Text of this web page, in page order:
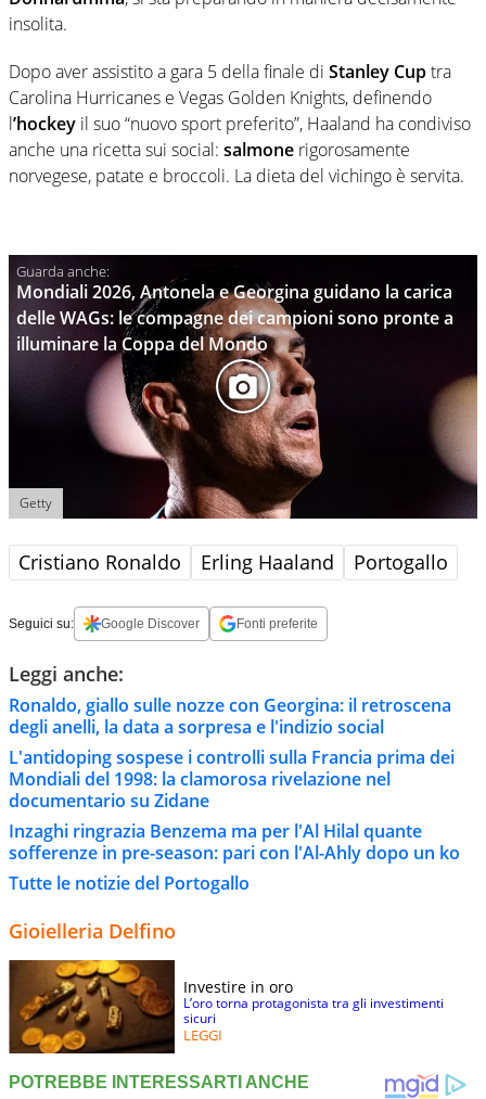
insolita.
Dopo aver assistito a gara 5 della finale di Stanley Cuptra
Carolina Hurricanes e Vegas Golden Knights, definendo
l’hockey il suo “nuovo sport preferito”, Haaland ha condiviso
anche una ricetta sui social: salmone rigorosamente
norvegese, patate e broccoli. La dieta del vichingo è servita.
Mondiali 2026, Antonela e Georgina guidano la carica
delle WAGs: le compagne dei campioni sono pronte a
illuminare la Coppa del Mondo
Getty
Cristiano Ronaldo Erling Haaland Portogallo
Seguici su: Google Discover Fonti preferite
Leggi anche:
Ronaldo, giallo sulle nozze con Georgina: il retroscena
degli anelli, la data a sorpresa e l'indizio social
L'antidoping sospese i controlli sulla Francia prima dei
Mondiali del 1998: la clamorosa rivelazione nel
documentario su Zidane
Inzaghi ringrazia Benzema ma per l'Al Hilal quante
sofferenze in pre-season: pari con l'Al-Ahly dopo un ko
Tutte le notizie del Portogallo
Gioielleria Delfino
Investire in oro
L’oro torna protagonista tra gli investimenti
sicuri
LEGGI